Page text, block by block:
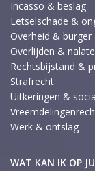
Incasso & beslag
Letselschade &
Overheid & burger
Overlijden &
Rechtsbijstand &
Strafrecht
Uitkeringen &
Werk & ontslag
WAT KAN IK OP